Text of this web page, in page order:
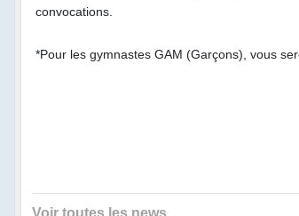
convocations.
*Pour les gymnastes GAM (Garçons), vous
Voir toutes les news